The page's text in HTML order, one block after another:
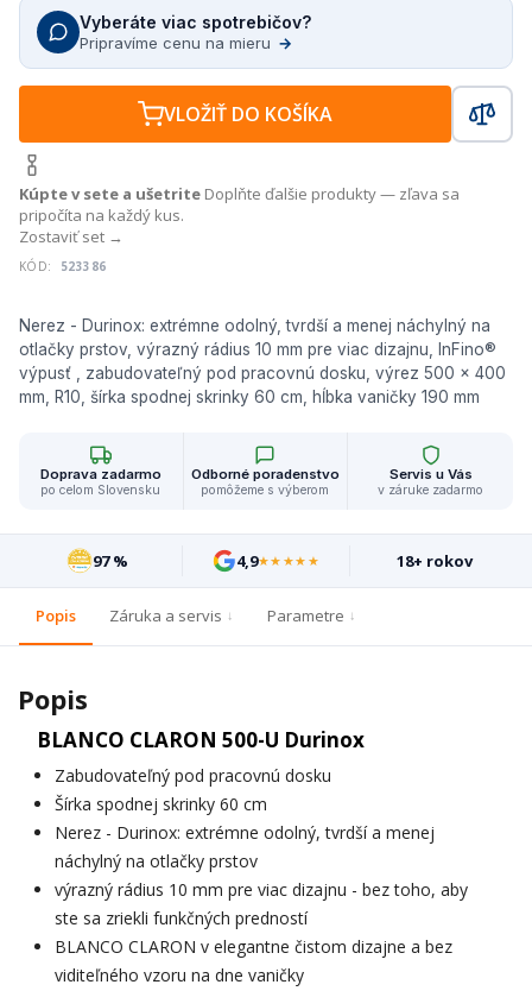
Nerez - Durinox: extrémne odolný, tvrdší a menej náchylný na
otlačky prstov, výrazný rádius 10 mm pre viac dizajnu, InFino®
výpusť , zabudovateľný pod pracovnú dosku, výrez 500 x 400
mm, R10, šírka spodnej skrinky 60 cm, hĺbka vaničky 190 mm
Vyberáte viac spotrebičov?
Pripravíme cenu na mieru →
VLOŽIŤ DO KOŠÍKA
Kúpte v sete a ušetrite Doplňte ďalšie produkty — zľava sa
pripočíta na každý kus.
Zostaviť set →
KÓD: 523386
Doprava zadarmo
po celom Slovensku
Odborné poradenstvo
pomôžeme s výberom
Servis u Vás
v záruke zadarmo
97 % 4,9★★★★★ 18+ rokov
Popis Záruka a servis Parametre
Popis
BLANCO CLARON 500-U Durinox
Zabudovateľný pod pracovnú dosku
Šírka spodnej skrinky 60 cm
Nerez - Durinox: extrémne odolný, tvrdší a menej
náchylný na otlačky prstov
výrazný rádius 10 mm pre viac dizajnu - bez toho, aby
ste sa zriekli funkčných predností
BLANCO CLARON v elegantne čistom dizajne a bez
viditeľného vzoru na dne vaničky